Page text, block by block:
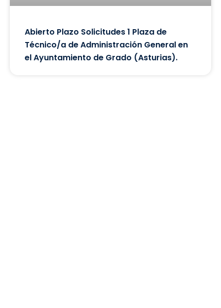
Abierto Plazo Solicitudes 1 Plaza de
Técnico/a de Administración General en
el Ayuntamiento de Grado (Asturias).